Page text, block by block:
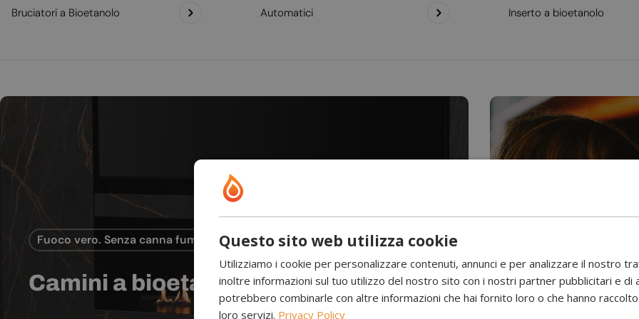
Bruciatori a Bioetanolo Automatici Inserto a bioetanolo
Fuoco vero. Senza canna fumaria.
Camini a bioetanolo Camini a
Questo sito web utilizza cookie
Utilizziamo i cookie per personalizzare contenuti, annunci e per analizzare il nostro
inoltre informazioni sul tuo utilizzo del nostro sito con i nostri partner pubblicitari e di
potrebbero combinarle con altre informazioni che hai fornito loro o che hanno
loro servizi. Privacy Policy